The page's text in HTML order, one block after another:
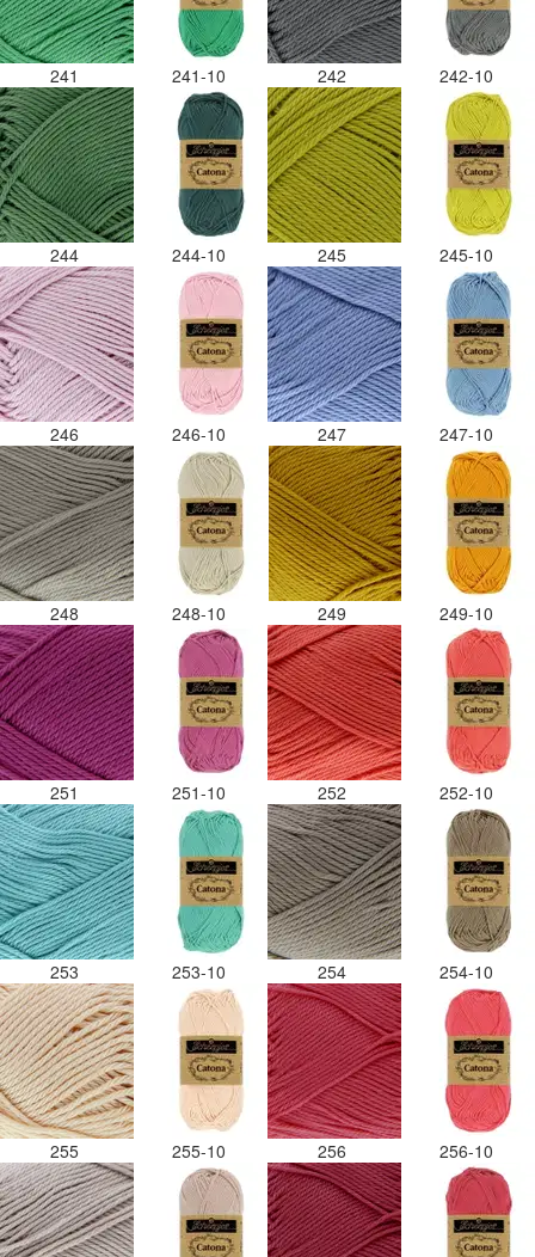
241 241-10 242 242-10
244 244-10 245 245-10
246 246-10 247 247-10
248 248-10 249 249-10
251 251-10 252 252-10
253 253-10 254 254-10
255 255-10 256 256-10